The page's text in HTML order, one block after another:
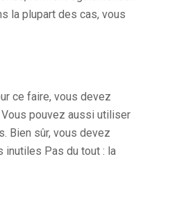
la plupart des cas, vous
ce faire, vous devez
pouvez aussi utiliser
Bien sûr, vous devez
inutiles Pas du tout : la